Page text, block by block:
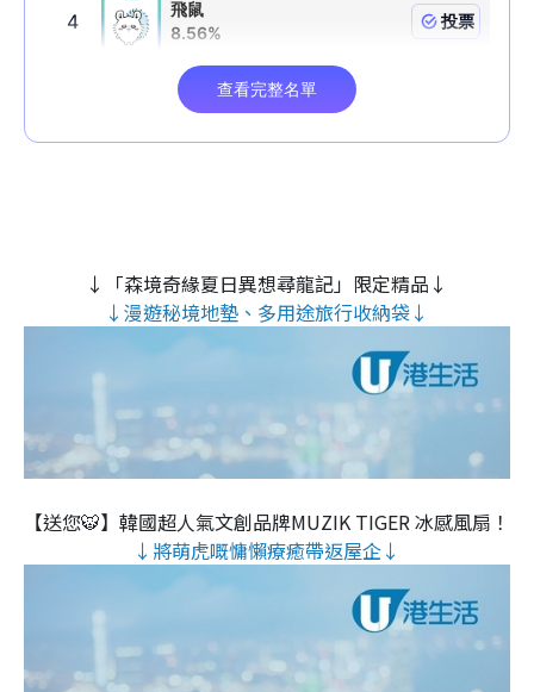
↓「森境奇緣夏日異想尋龍記」限定精品↓
↓漫遊秘境地墊、多用途旅行收納袋↓
【送您🐯】韓國超人氣文創品牌MUZIK TIGER 冰感風扇！
↓將萌虎嘅慵懶療癒帶返屋企↓